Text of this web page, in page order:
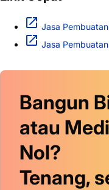
Jasa
Jasa
Bangun
atau
Nol?
Tenang,